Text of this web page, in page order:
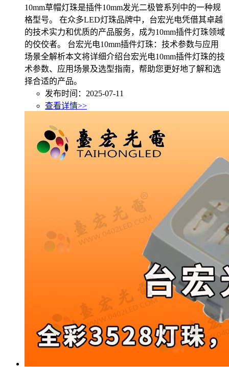
10mm草帽灯珠是插件10mm发光二极管系列中的一种规
格型号。 在众多LED灯珠品牌中，台宏光电凭借其卓越
的技术实力和优质的产品服务，成为10mm插件灯珠领域
的佼佼者。 台宏光电10mm插件灯珠：技术参数与应用
场景全解析本文将详细介绍台宏光电10mm插件灯珠的技
术参数、应用场景及选型指南，帮助您更好地了解和选
择合适的产品。
发布时间：2025-07-11
查看详情>>